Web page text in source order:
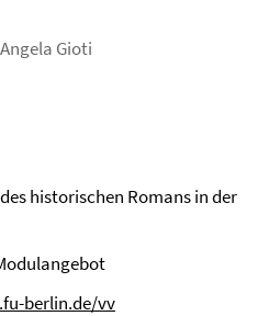
Gioti
historischen Romans in der
berlin.de/vv